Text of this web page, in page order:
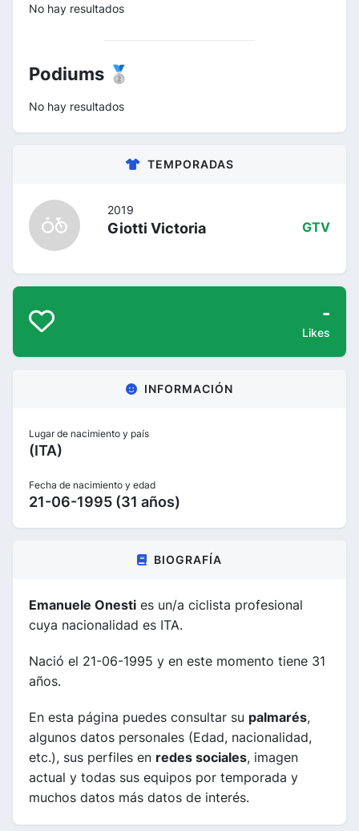
No hay resultados
Podiums 🥈
No hay resultados
TEMPORADAS
2019
Giotti Victoria GTV
-
Likes
INFORMACIÓN
Lugar de nacimiento y país
(ITA)
Fecha de nacimiento y edad
21-06-1995 (31 años)
BIOGRAFÍA
Emanuele Onesti es un/a ciclista profesional
cuya nacionalidad es ITA.
Nació el 21-06-1995 y en este momento tiene 31
años.
En esta página puedes consultar su palmarés,
algunos datos personales (Edad, nacionalidad,
etc.), sus perfiles en redes sociales, imagen
actual y todas sus equipos por temporada y
muchos datos más datos de interés.